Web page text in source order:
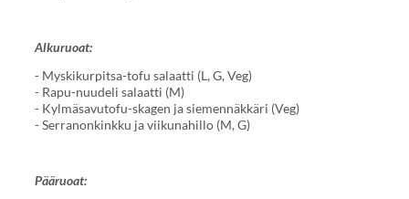
Alkuruoat:
- Myskikurpitsa-tofu salaatti (L, G, Veg)
- Rapu-nuudeli salaatti (M)
- Kylmäsavutofu-skagen ja siemennäkkäri (Veg)
- Serranonkinkku ja viikunahillo (M, G)
Pääruoat: